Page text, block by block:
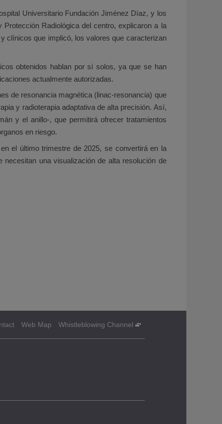
Universitario Fundación Jiménez Díaz, y los
Radiológica del centro, explicaron a la
clínicos que implicó, los valores que caracterizan
obtenidos hablan por sí solos, ya que se han
actualmente autorizadas.
de resonancia magnética (linac-resonancia) que
y radioterapia adaptativa de alta precisión. Así,
y el anillo-, que permitirá ofrecer tratamientos
en riesgo.
el último trimestre de 2025, se convertirá en la
una visualización de alta resolución de
Web Map Whistleblowing Channel